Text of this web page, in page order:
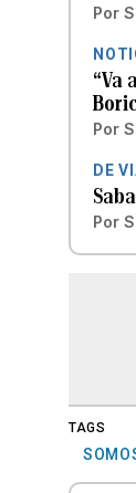
Por
“Va
Por
DE
Por
TAGS